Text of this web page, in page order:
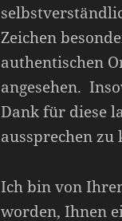
Zeichen
authentischen
angesehen.
Dank für diese
aussprechen zu
Ich bin von
worden, Ihnen